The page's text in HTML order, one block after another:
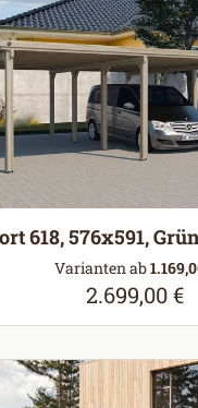
618, 576x591,
Varianten ab
Regulärer
2.699,00 €